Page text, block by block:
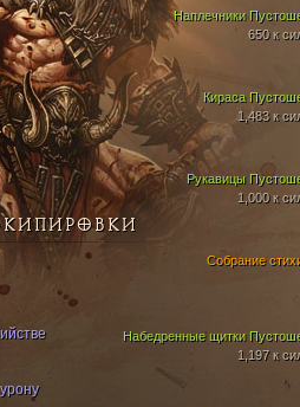
Кираса
1,483 к
Рукавицы
1,000 к
Наплечники
650 к
Набедренные щитки
1,197 к
Собрание